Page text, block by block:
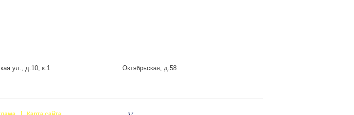
ул., д.10, к.1 Октябрьская, д.58